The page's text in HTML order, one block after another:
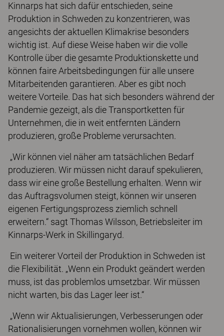
Kinnarps hat sich dafür entschieden, seine
Produktion in Schweden zu konzentrieren, was
angesichts der aktuellen Klimakrise besonders
wichtig ist. Auf diese Weise haben wir die volle
Kontrolle über die gesamte Produktionskette und
können faire Arbeitsbedingungen für alle unsere
Mitarbeitenden garantieren. Aber es gibt noch
weitere Vorteile. Das hat sich besonders während der
Pandemie gezeigt, als die Transportketten für
Unternehmen, die in weit entfernten Ländern
produzieren, große Probleme verursachten.
„Wir können viel näher am tatsächlichen Bedarf
produzieren. Wir müssen nicht darauf spekulieren,
dass wir eine große Bestellung erhalten. Wenn wir
das Auftragsvolumen steigt, können wir unseren
eigenen Fertigungsprozess ziemlich schnell
erweitern.“ sagt Thomas Wilsson, Betriebsleiter im
Kinnarps-Werk in Skillingaryd.
Ein weiterer Vorteil der Produktion in Schweden ist
die Flexibilität. „Wenn ein Produkt geändert werden
muss, ist das problemlos umsetzbar. Wir müssen
nicht warten, bis das Lager leer ist.“
„Wenn wir Aktualisierungen, Verbesserungen oder
Rationalisierungen vornehmen wollen, können wir